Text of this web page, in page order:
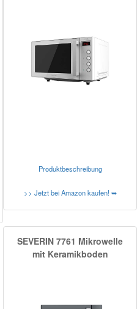
Produktbeschreibung
>> Jetzt bei Amazon kaufen! ➥
SEVERIN 7761 Mikrowelle
mit Keramikboden